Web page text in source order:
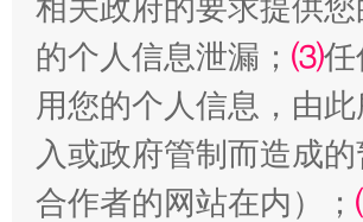
受贿1.44亿！段成刚被判无期
相关政府的要求提供
的个人信息泄漏； ⑶任
用您的个人信息，由
入或政府管制而造成
合作者的网站在内）；